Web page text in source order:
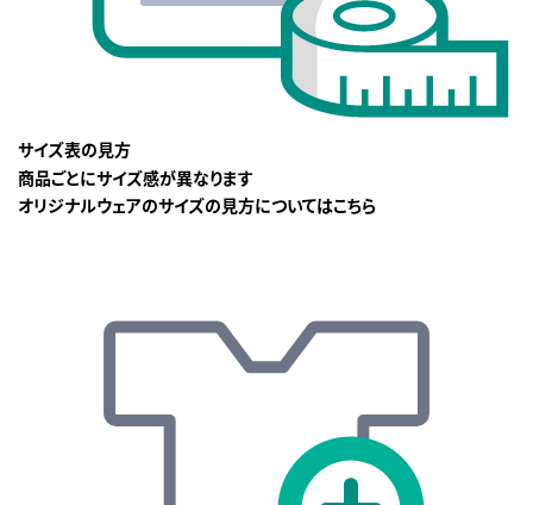
サイズ表の見方
商品ごとにサイズ感が異なります
オリジナルウェアのサイズの見方についてはこちら